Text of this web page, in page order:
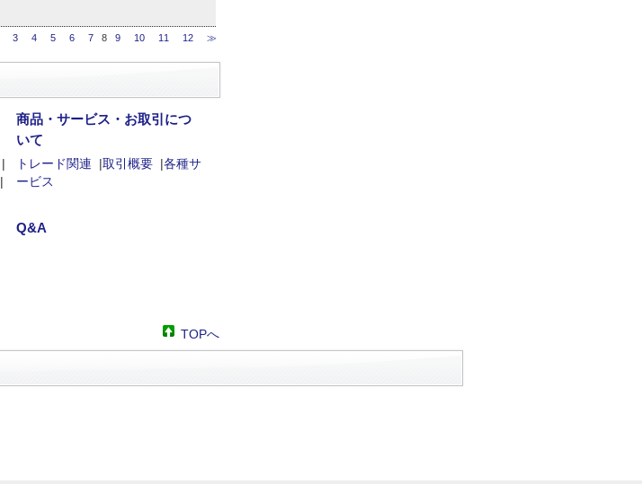
3 4 5 6 7 8 9 10 11 12 ≫
|
|
商品・サービス・お取引につ
いて
トレード関連 |取引概要 |各種サ
ービス
Q&A
TOPへ